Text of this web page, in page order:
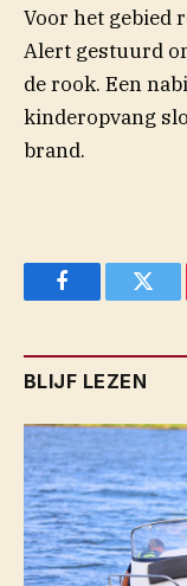
Voor het gebied
Alert gestuurd
de rook. Een
kinderopvang
brand.
Facebook
BLIJF LEZEN